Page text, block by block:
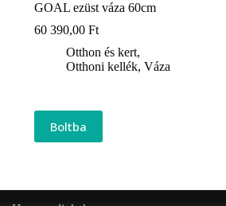
GOAL ezüst váza 60cm
60 390,00Ft
Otthon és kert,
Otthoni kellék,Váza
Boltba